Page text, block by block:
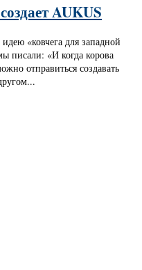
AUKUS
«ковчега для западной
писали: «И когда корова
отправиться создавать